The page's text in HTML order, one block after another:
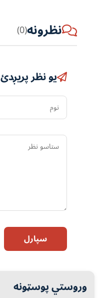
نظرونه(0)
یو نظر پریږدئ
سپارل
وروستي پوسټونه